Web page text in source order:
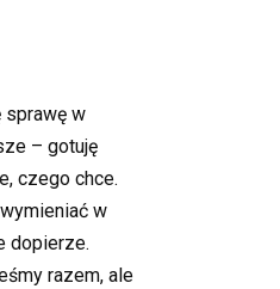
sprawę w
– gotuję
czego chce.
w
dopierze.
razem, ale